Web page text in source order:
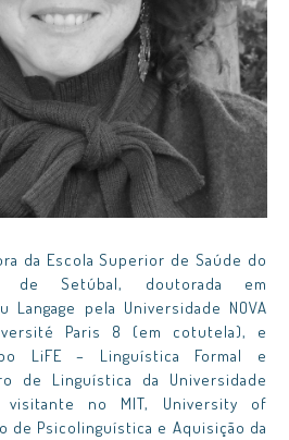
da Escola Superior de Saúde do
de Setúbal, doutorada em
pela Universidade NOVA
Paris 8 (em cotutela), e
LiFE – Linguística Formal e
de Linguística da Universidade
visitante no MIT, University of
de Psicolinguística e Aquisição da